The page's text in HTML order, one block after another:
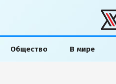
Общество В мире